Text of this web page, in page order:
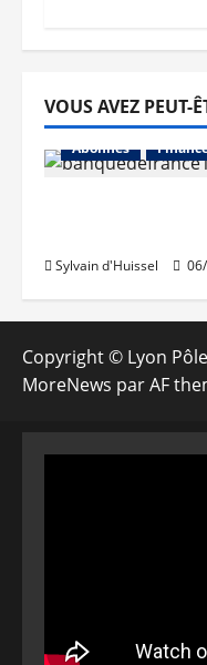
VOUS AVEZ PEUT-
Abonnés
Sylvain d'Huissel
Copyright © Lyon
MoreNews par AF